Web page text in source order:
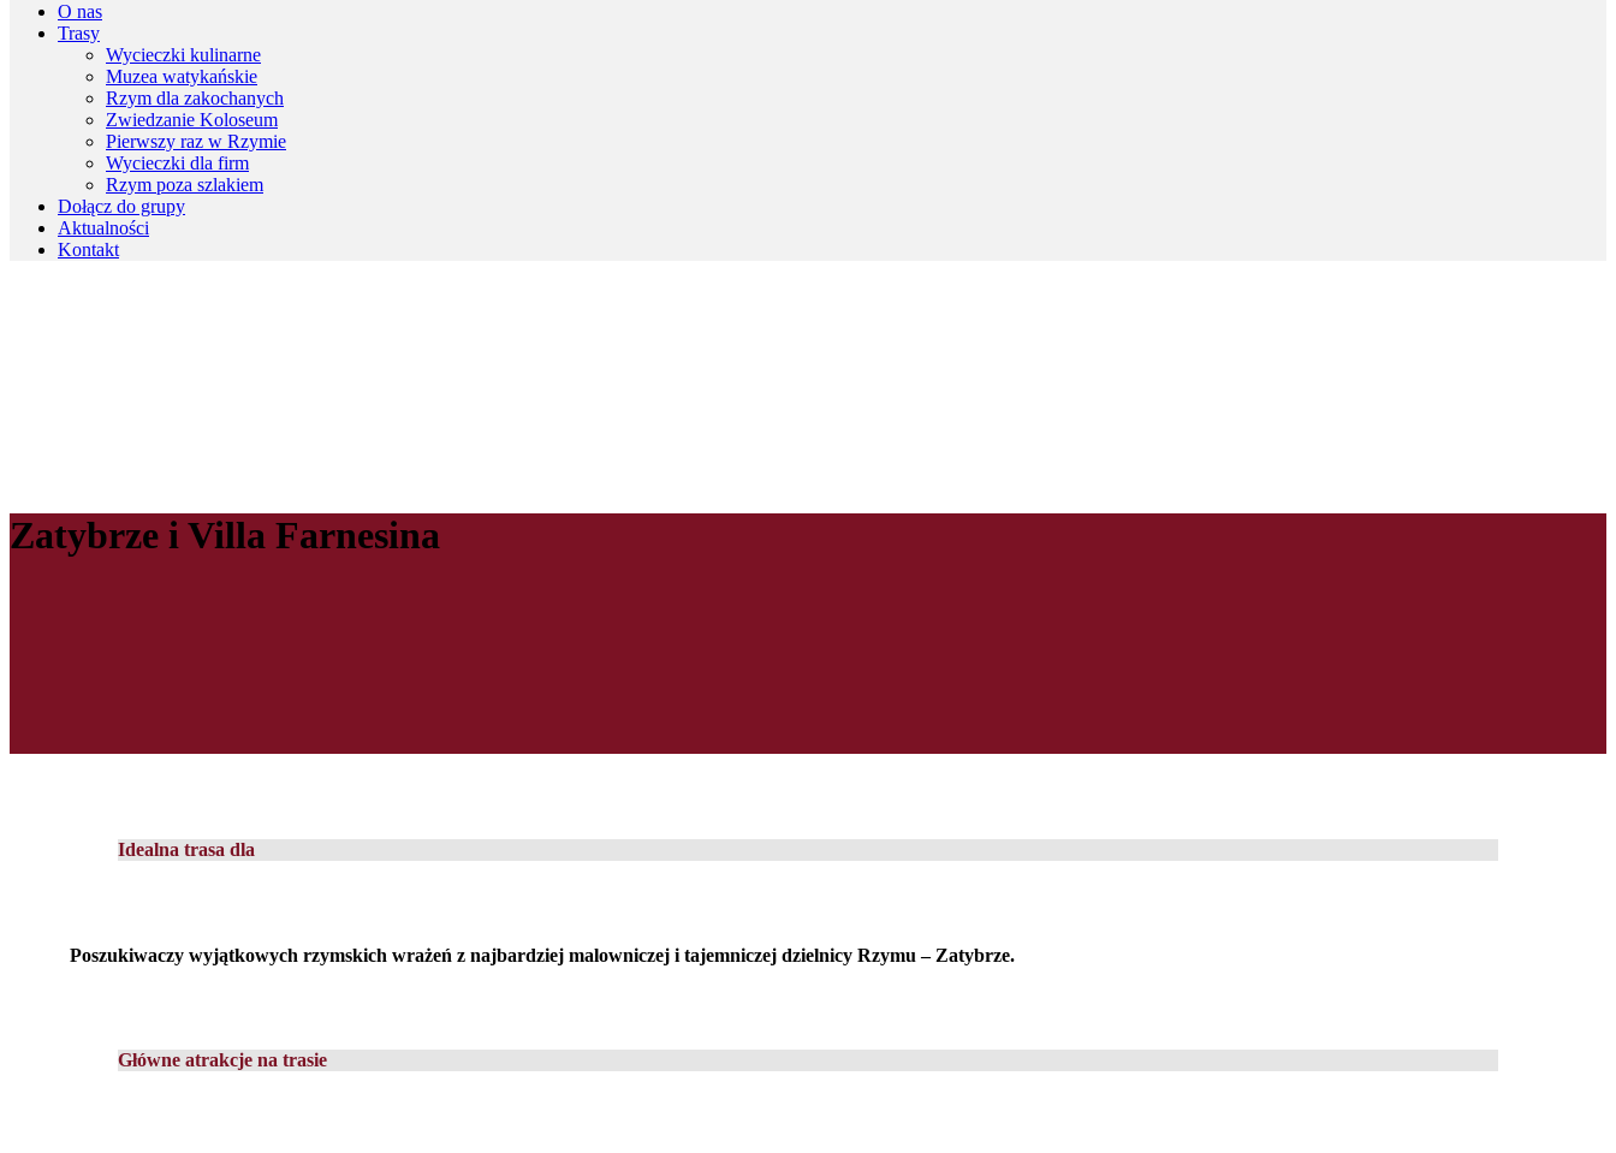
O nas
Trasy
Wycieczki kulinarne
Muzea watykańskie
Rzym dla zakochanych
Zwiedzanie Koloseum
Pierwszy raz w Rzymie
Wycieczki dla firm
Rzym poza szlakiem
Dołącz do grupy
Aktualności
Kontakt
Zatybrze i Villa Farnesina
Idealna trasa dla
Poszukiwaczy wyjątkowych rzymskich wrażeń z najbardziej malowniczej i tajemniczej dzielnicy Rzymu – Zatybrze.
Główne atrakcje na trasie